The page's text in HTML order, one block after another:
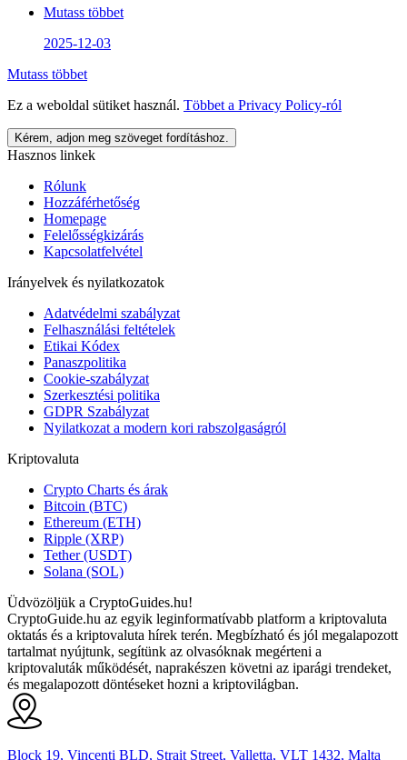
Mutass többet
2025-12-03
Mutass többet
Ez a weboldal sütiket használ. Többet a Privacy Policy-ról
Kérem, adjon meg szöveget fordításhoz.
Hasznos linkek
Rólunk
Hozzáférhetőség
Homepage
Felelősségkizárás
Kapcsolatfelvétel
Irányelvek és nyilatkozatok
Adatvédelmi szabályzat
Felhasználási feltételek
Etikai Kódex
Panaszpolitika
Cookie-szabályzat
Szerkesztési politika
GDPR Szabályzat
Nyilatkozat a modern kori rabszolgaságról
Kriptovaluta
Crypto Charts és árak
Bitcoin (BTC)
Ethereum (ETH)
Ripple (XRP)
Tether (USDT)
Solana (SOL)
Üdvözöljük a CryptoGuides.hu!
CryptoGuide.hu az egyik leginformatívabb platform a kriptovaluta
oktatás és a kriptovaluta hírek terén. Megbízható és jól megalapozott
tartalmat nyújtunk, segítünk az olvasóknak megérteni a
kriptovaluták működését, naprakészen követni az iparági trendeket,
és megalapozott döntéseket hozni a kriptovilágban.
Block 19, Vincenti BLD, Strait Street, Valletta, VLT 1432, Malta